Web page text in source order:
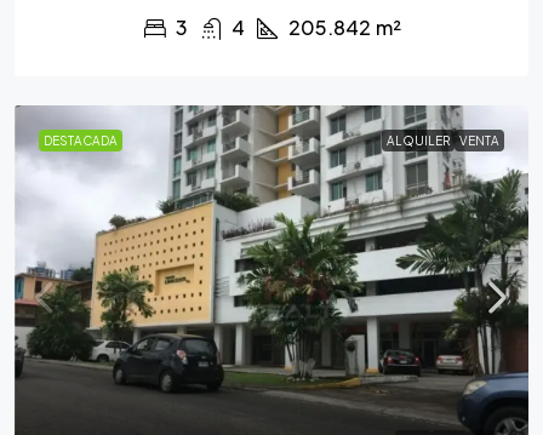
3 4 205.842 m²
DESTACADA ALQUILER VENTA